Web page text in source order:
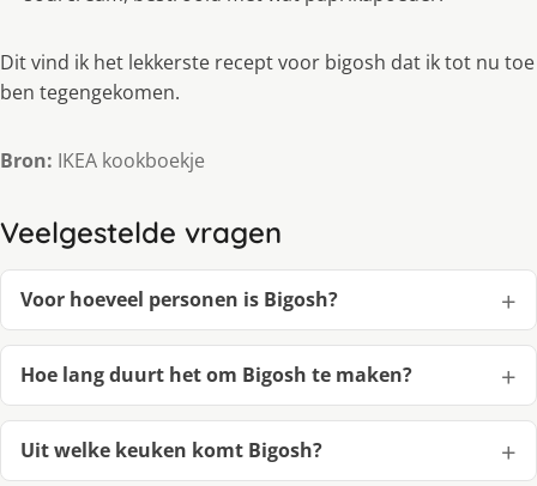
Dit vind ik het lekkerste recept voor bigosh dat ik tot nu toe
ben tegengekomen.
Bron: IKEA kookboekje
Veelgestelde vragen
Voor hoeveel personen is Bigosh?
Hoe lang duurt het om Bigosh te maken?
Uit welke keuken komt Bigosh?